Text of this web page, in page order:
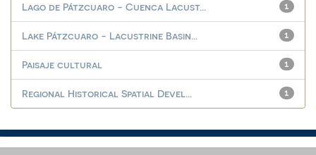
1
Lago de Pátzcuaro - Cuenca Lacust...
1
Lake Pátzcuaro - Lacustrine Basin...
1
Paisaje cultural
1
Regional Historical Spatial Devel...